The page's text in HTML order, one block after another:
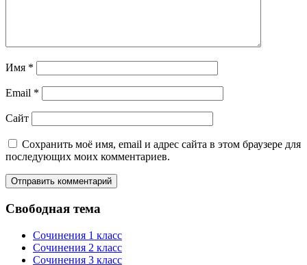
Имя *
Email *
Сайт
Сохранить моё имя, email и адрес сайта в этом браузере для
последующих моих комментариев.
Свободная тема
Сочинения 1 класс
Сочинения 2 класс
Сочинения 3 класс